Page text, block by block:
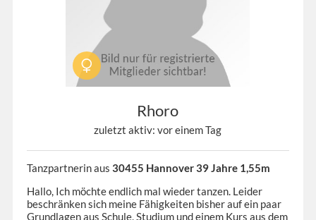
Rhoro
zuletzt aktiv: vor einem Tag
Tanzpartnerin aus 30455 Hannover 39 Jahre 1,55m
Hallo, Ich möchte endlich mal wieder tanzen. Leider
beschränken sich meine Fähigkeiten bisher auf ein paar
Grundlagen aus Schule, Studium und einem Kurs aus dem